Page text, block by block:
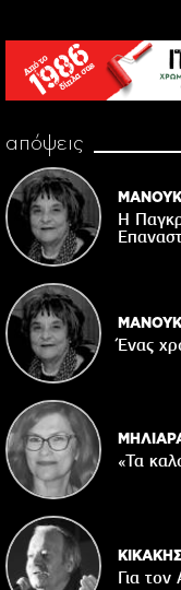
απόψεις
Η
Ένας
«Τα
Για